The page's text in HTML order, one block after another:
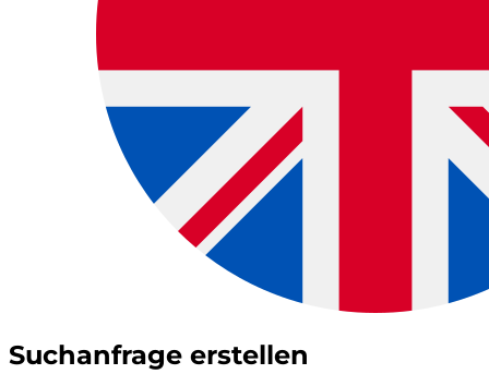
Suchanfrage erstellen